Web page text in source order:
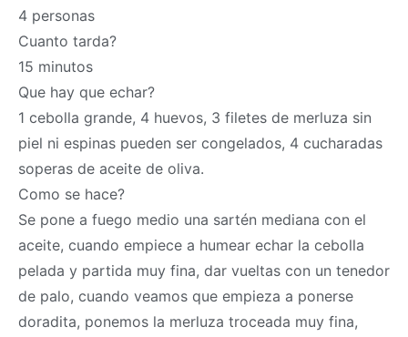
4 personas
Cuanto tarda?
15 minutos
Que hay que echar?
1 cebolla grande, 4 huevos, 3 filetes de merluza sin
piel ni espinas pueden ser congelados, 4 cucharadas
soperas de aceite de oliva.
Como se hace?
Se pone a fuego medio una sartén mediana con el
aceite, cuando empiece a humear echar la cebolla
pelada y partida muy fina, dar vueltas con un tenedor
de palo, cuando veamos que empieza a ponerse
doradita, ponemos la merluza troceada muy fina,